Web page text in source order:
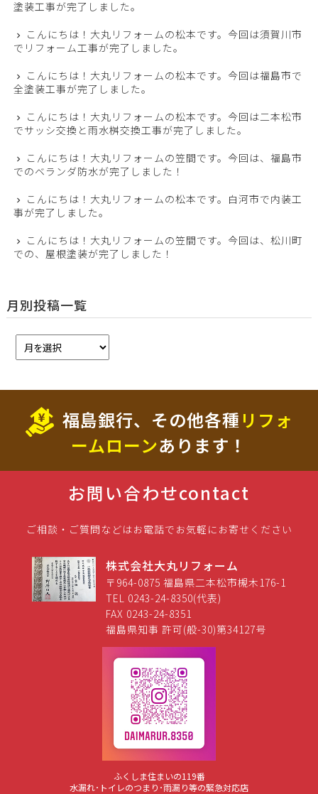
塗装工事が完了しました。
こんにちは！大丸リフォームの松本です。今回は須賀川市
でリフォーム工事が完了しました。
こんにちは！大丸リフォームの松本です。今回は福島市で
全塗装工事が完了しました。
こんにちは！大丸リフォームの松本です。今回は二本松市
でサッシ交換と雨水桝交換工事が完了しました。
こんにちは！大丸リフォームの笠間です。今回は、福島市
でのベランダ防水が完了しました！
こんにちは！大丸リフォームの松本です。白河市で内装工
事が完了しました。
こんにちは！大丸リフォームの笠間です。今回は、松川町
での、屋根塗装が完了しました！
月別投稿一覧
福島銀行、その他各種 リフォ
ームローンあります！
お問い合わせcontact
ご相談・ご質問などはお電話でお気軽にお寄せください
株式会社大丸リフォーム
〒964-0875 福島県二本松市槻木176-1
TEL 0243-24-8350(代表)
FAX 0243-24-8351
福島県知事 許可(般-30)第34127号
ふくしま住まいの119番
水漏れ･トイレのつまり･雨漏り等の緊急対応店